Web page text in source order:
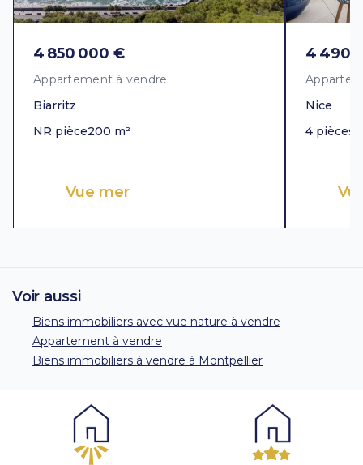
4 850 000 €
Appartement à vendre
Biarritz
NR pièce200 m²
Vue mer
4 490
Nice
4 pièces
Voir aussi
Biens immobiliers avec vue nature à vendre
Appartement à vendre
Biens immobiliers à vendre à Montpellier